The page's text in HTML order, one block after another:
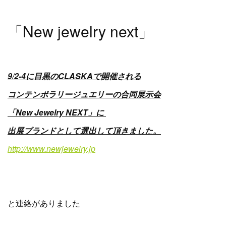
「New jewelry next」
9/2-4に目黒のCLASKAで開催される
コンテンポラリージュエリーの合同展示会
「New Jewelry NEXT」に
出展ブランドとして選出して頂きました。
http://www.newjewelry.jp
と連絡がありました